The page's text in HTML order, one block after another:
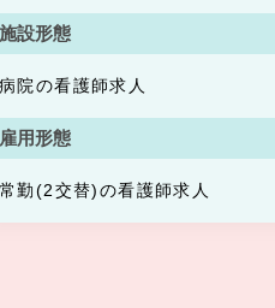
施設形態
病院の看護師求人
雇用形態
常勤(2交替)の看護師求人